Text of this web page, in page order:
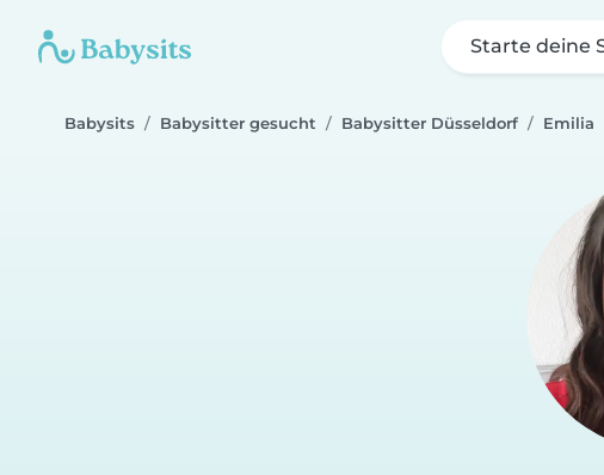
Starte deine
Babysits Babysitter gesucht Babysitter Düsseldorf Emilia